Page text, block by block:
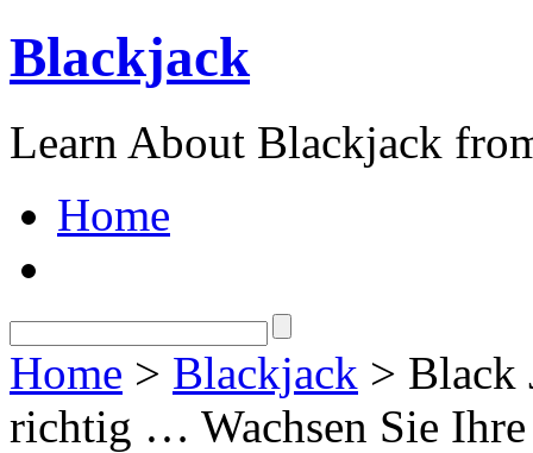
Blackjack
Learn About Blackjack
Home
Home > Blackjack > Black
richtig … Wachsen Sie